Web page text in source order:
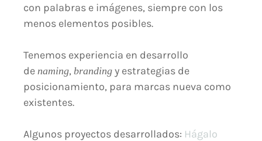
con palabras e imágenes, siempre con los
menos elementos posibles.
Tenemos experiencia en desarrollo
denaming,branding y estrategias de
posicionamiento, para marcas nueva como
existentes.
Algunos proyectos desarrollados: Hágalo